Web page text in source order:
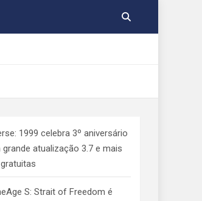
de jogos digitais
1999 celebra 3º aniversário
atualização 3.7 e mais
S: Strait of Freedom é